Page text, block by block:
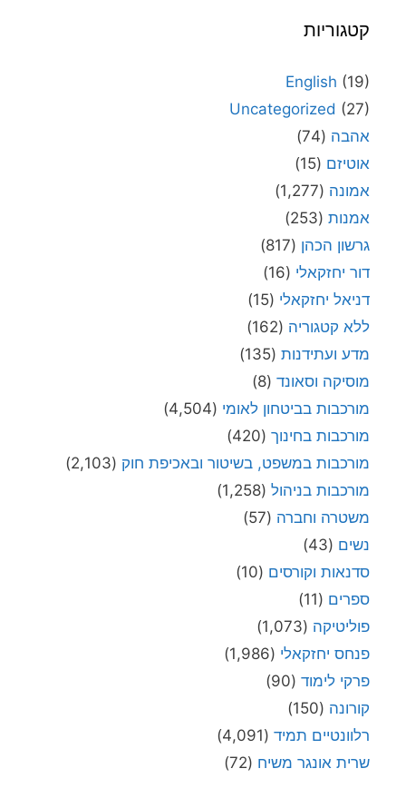
קטגוריות
English (19)
Uncategorized (27)
אהבה (74)
אוטיזם (15)
אמונה (1,277)
אמנות (253)
גרשון הכהן (817)
דור יחזקאלי (16)
דניאל יחזקאלי (15)
ללא קטגוריה (162)
מדע ועתידנות (135)
מוסיקה וסאונד (8)
מורכבות בביטחון לאומי (4,504)
מורכבות בחינוך (420)
מורכבות במשפט, בשיטור ובאכיפת חוק (2,103)
מורכבות בניהול (1,258)
משטרה וחברה (57)
נשים (43)
סדנאות וקורסים (10)
ספרים (11)
פוליטיקה (1,073)
פנחס יחזקאלי (1,986)
פרקי לימוד (90)
קורונה (150)
רלוונטיים תמיד (4,091)
שרית אונגר משיח (72)